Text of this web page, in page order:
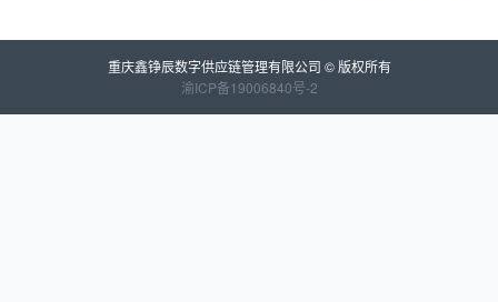
重庆鑫铮辰数字供应链管理有限公司 © 版权所有
渝ICP备19006840号-2